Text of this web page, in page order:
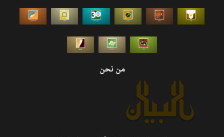
من نحن